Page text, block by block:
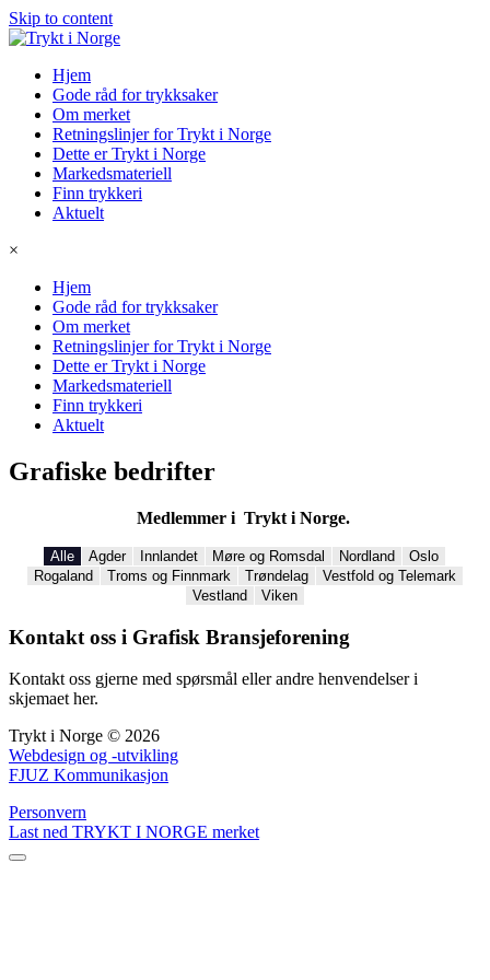
Skip to content
Hjem
Gode råd for trykksaker
Om merket
Retningslinjer for Trykt i Norge
Dette er Trykt i Norge
Markedsmateriell
Finn trykkeri
Aktuelt
×
Hjem
Gode råd for trykksaker
Om merket
Retningslinjer for Trykt i Norge
Dette er Trykt i Norge
Markedsmateriell
Finn trykkeri
Aktuelt
Grafiske bedrifter
Medlemmer i Trykt i Norge.
Alle Agder Innlandet Møre og Romsdal Nordland
Oslo
Rogaland
Troms og Finnmark Trøndelag
Vestfold og Telemark
Vestland
Viken
Kontakt oss i Grafisk Bransjeforening
Kontakt oss gjerne med spørsmål eller andre henvendelser i
skjemaet her.
Trykt i Norge © 2026
Webdesign og -utvikling
FJUZ Kommunikasjon
Personvern
Last ned TRYKT I NORGE merket